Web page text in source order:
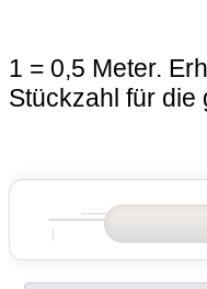
1 = 0,5 Meter.
Stückzahl für die